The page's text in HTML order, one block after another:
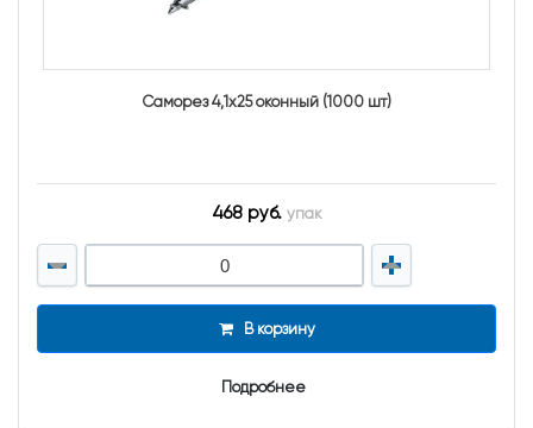
Саморез 4,1х25 оконный (1000 шт)
468 руб. упак
В корзину
Подробнее